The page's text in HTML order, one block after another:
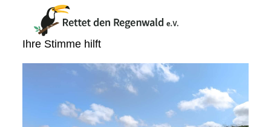
Ihre Stimme hilft